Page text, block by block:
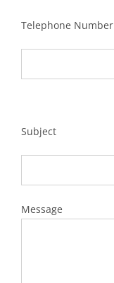
Telephone Number
Subject
Message